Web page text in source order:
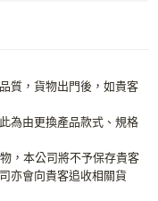
質，貨物出門後，如貴客
為由更換產品款式、規格
，本公司將不予保存貴客
亦會向貴客追收相關貨